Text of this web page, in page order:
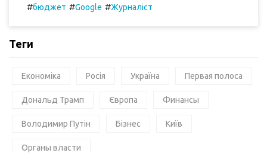
#бюджет #Google #Журналіст
Теги
Економіка Росія Україна Первая полоса
Дональд Трамп Європа Финансы
Володимир Путін Бізнес Київ
Органы власти